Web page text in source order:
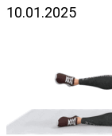
10.01.2025